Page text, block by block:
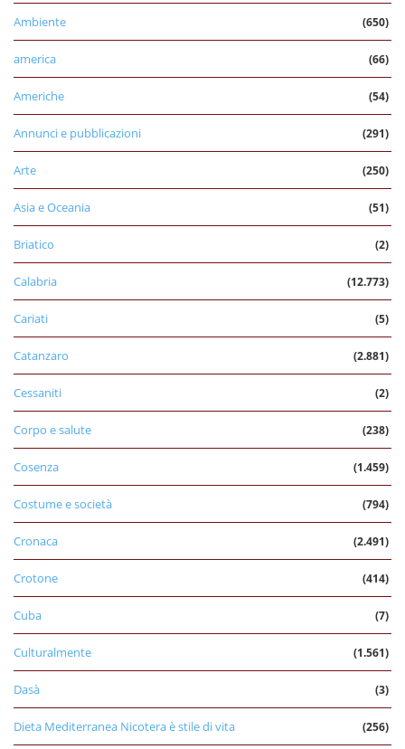
Ambiente (650)
america (66)
Americhe (54)
Annunci e pubblicazioni (291)
Arte (250)
Asia e Oceania (51)
Briatico (2)
Calabria (12.773)
Cariati (5)
Catanzaro (2.881)
Cessaniti (2)
Corpo e salute (238)
Cosenza (1.459)
Costume e società (794)
Cronaca (2.491)
Crotone (414)
Cuba (7)
Culturalmente (1.561)
Dasà (3)
Dieta Mediterranea Nicotera è stile di vita (256)